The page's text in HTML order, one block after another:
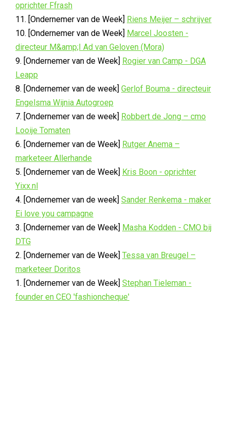
oprichter Ffrash
11. [Ondernemer van de Week] Riens Meijer – schrijver
10. [Ondernemer van de Week] Marcel Joosten -
directeur M&amp;I Ad van Geloven (Mora)
9. [Ondernemer van de Week] Rogier van Camp - DGA
Leapp
8. [Ondernemer van de week] Gerlof Bouma - directeuir
Engelsma Wijnia Autogroep
7. [Ondernemer van de week] Robbert de Jong – cmo
Looije Tomaten
6. [Ondernemer van de Week] Rutger Anema –
marketeer Allerhande
5. [Ondernemer van de Week] Kris Boon - oprichter
Yixx.nl
4. [Ondernemer van de week] Sander Renkema - maker
Ei love you campagne
3. [Ondernemer van de Week] Masha Kodden - CMO bij
DTG
2. [Ondernemer van de Week] Tessa van Breugel –
marketeer Doritos
1. [Ondernemer van de Week] Stephan Tieleman -
founder en CEO 'fashioncheque'